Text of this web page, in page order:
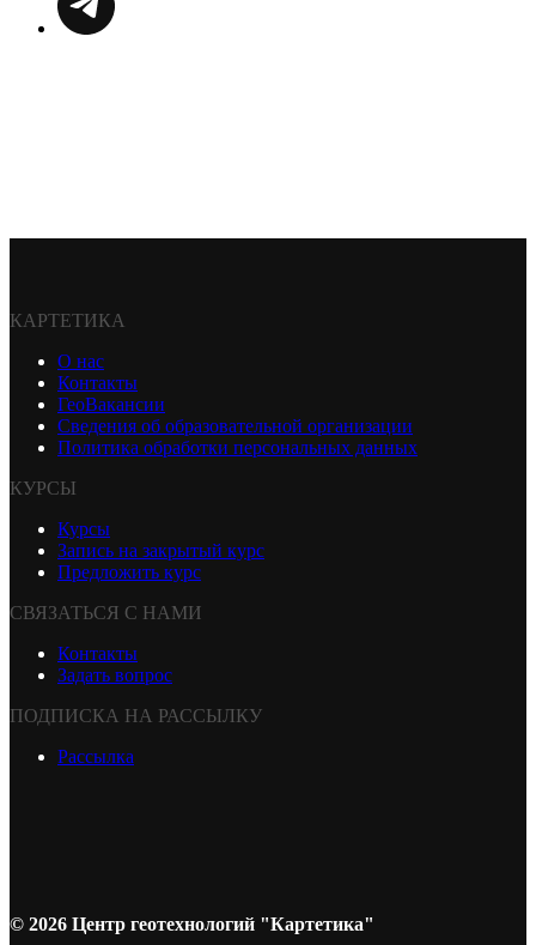
КАРТЕТИКА
О нас
Контакты
ГеоВакансии
Сведения об образовательной организации
Политика обработки персональных данных
КУРСЫ
Курсы
Запись на закрытый курс
Предложить курс
СВЯЗАТЬСЯ С НАМИ
Контакты
Задать вопрос
ПОДПИСКА НА РАССЫЛКУ
Рассылка
© 2026 Центр геотехнологий "Картетика"